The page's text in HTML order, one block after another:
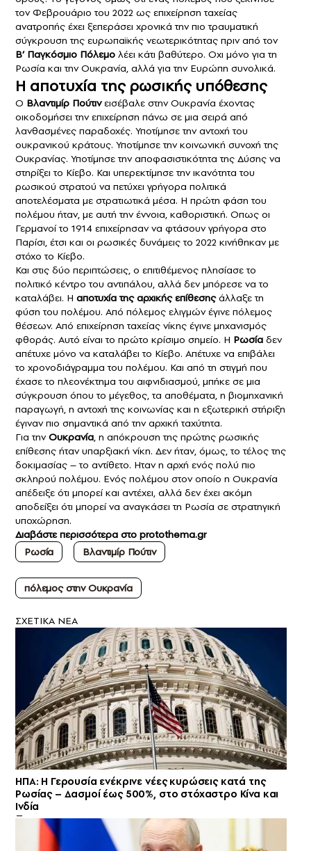
τον Φεβρουάριο του 2022 ως επιχείρηση ταχείας
ανατροπής έχει ξεπεράσει χρονικά την πιο τραυματική
σύγκρουση της ευρωπαϊκής νεωτερικότητας πριν από τον
Β’ Παγκόσμιο Πόλεμο λέει κάτι βαθύτερο. Οχι μόνο για τη
Ρωσία και την Ουκρανία, αλλά για την Ευρώπη συνολικά.
Η αποτυχία της ρωσικής υπόθεσης
Ο Βλαντιμίρ Πούτινεισέβαλε στην Ουκρανία έχοντας
οικοδομήσει την επιχείρηση πάνω σε μια σειρά από
λανθασμένες παραδοχές. Υποτίμησε την αντοχή του
ουκρανικού κράτους. Υποτίμησε την κοινωνική συνοχή της
Ουκρανίας. Υποτίμησε την αποφασιστικότητα της Δύσης να
στηρίξει το Κίεβο. Και υπερεκτίμησε την ικανότητα του
ρωσικού στρατού να πετύχει γρήγορα πολιτικά
αποτελέσματα με στρατιωτικά μέσα. Η πρώτη φάση του
πολέμου ήταν, με αυτή την έννοια, καθοριστική. Οπως οι
Γερμανοί το 1914 επιχείρησαν να φτάσουν γρήγορα στο
Παρίσι, έτσι και οι ρωσικές δυνάμεις το 2022 κινήθηκαν με
στόχο το Κίεβο.
Και στις δύο περιπτώσεις, ο επιτιθέμενος πλησίασε το
πολιτικό κέντρο του αντιπάλου, αλλά δεν μπόρεσε να το
καταλάβει. Η αποτυχία της αρχικής επίθεσηςάλλαξε τη
φύση του πολέμου. Από πόλεμος ελιγμών έγινε πόλεμος
θέσεων. Από επιχείρηση ταχείας νίκης έγινε μηχανισμός
φθοράς. Αυτό είναι το πρώτο κρίσιμο σημείο. Η Ρωσία δεν
απέτυχε μόνο να καταλάβει το Κίεβο. Απέτυχε να επιβάλει
το χρονοδιάγραμμα του πολέμου. Και από τη στιγμή που
έχασε το πλεονέκτημα του αιφνιδιασμού, μπήκε σε μια
σύγκρουση όπου το μέγεθος, τα αποθέματα, η βιομηχανική
παραγωγή, η αντοχή της κοινωνίας και η εξωτερική στήριξη
έγιναν πιο σημαντικά από την αρχική ταχύτητα.
Για τηνΟυκρανία, η απόκρουση της πρώτης ρωσικής
επίθεσης ήταν υπαρξιακή νίκη. Δεν ήταν, όμως, το τέλος της
δοκιμασίας – το αντίθετο. Ηταν η αρχή ενός πολύ πιο
σκληρού πολέμου. Ενός πολέμου στον οποίο η Ουκρανία
απέδειξε ότι μπορεί και αντέχει, αλλά δεν έχει ακόμη
αποδείξει ότι μπορεί να αναγκάσει τη Ρωσία σε στρατηγική
υποχώρηση.
Διαβάστε περισσότερα στο protothema.gr
Ρωσία
Βλαντιμίρ Πούτιν
πόλεμος στην Ουκρανία
ΣXETIKA NEA
ΗΠΑ: Η Γερουσία ενέκρινε νέες κυρώσεις κατά της
Ρωσίας – Δασμοί έως 500%, στο στόχαστρο Κίνα και
Ινδία